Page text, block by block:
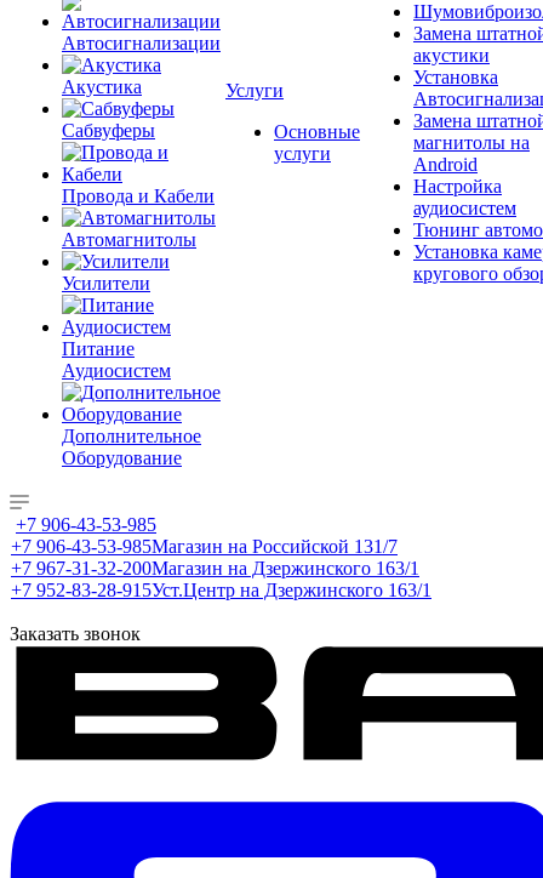
Автосигнализации
Акустика
Сабвуферы
Провода и Кабели
Автомагнитолы
Усилители
Питание
Аудиосистем
Дополнительное
Оборудование
Услуги
Основные
услуги
Замена
акустики
Установка
Замена
магнитолы на
Android
Настройка
аудиосистем
Тюнинг
Установка
кругового
+7 906-43-53-985
+7 906-43-53-985Магазин на Российской 131/7
+7 967-31-32-200Магазин на Дзержинского 163/1
+7 952-83-28-915Уст.Центр на Дзержинского 163/1
Заказать звонок